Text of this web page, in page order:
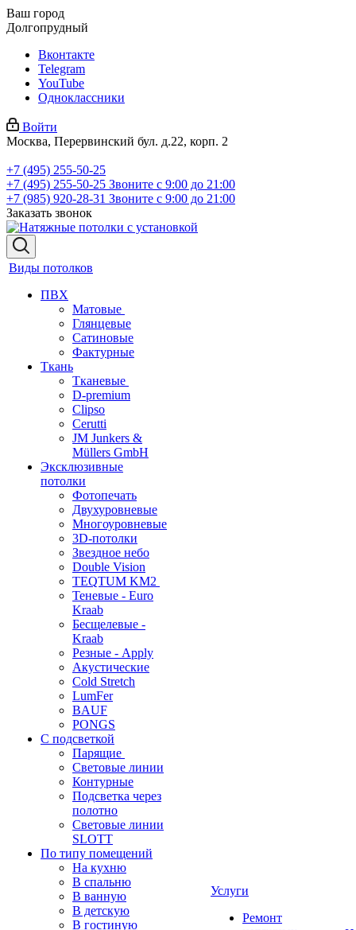
Ваш город
Долгопрудный
Вконтакте
Telegram
YouTube
Одноклассники
Войти
Москва, Перервинский бул. д.22, корп. 2
+7 (495) 255-50-25
+7 (495) 255-50-25 Звоните с 9:00 до 21:00
+7 (985) 920-28-31 Звоните с 9:00 до 21:00
Заказать звонок
Виды потолков
ПВХ
Матовые
Глянцевые
Сатиновые
Фактурные
Ткань
Тканевые
D-premium
Clipso
Cerutti
JM Junkers &
Müllers GmbH
Эксклюзивные
потолки
Фотопечать
Двухуровневые
Многоуровневые
3D-потолки
Звездное небо
Double Vision
TEQTUM KM2
Теневые - Euro
Kraab
Бесщелевые -
Kraab
Резные - Apply
Акустические
Cold Stretch
LumFer
BAUF
PONGS
С подсветкой
Парящие
Световые линии
Контурные
Подсветка через
полотно
Световые линии
SLOTT
По типу помещений
На кухню
В спальню
В ванную
В детскую
В гостиную
Услуги
Ремонт